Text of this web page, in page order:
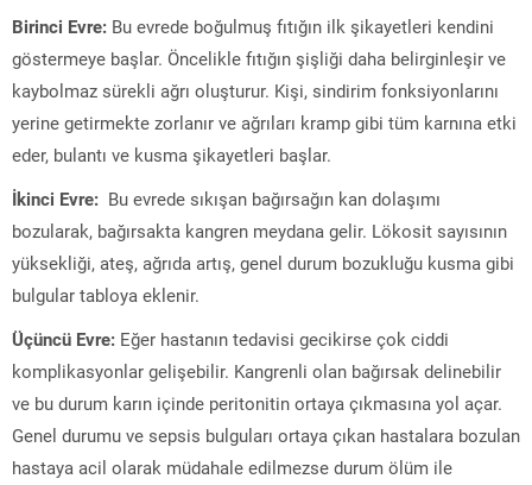
Birinci Evre: Bu evrede boğulmuş fıtığın ilk şikayetleri kendini
göstermeye başlar. Öncelikle fıtığın şişliği daha belirginleşir ve
kaybolmaz sürekli ağrı oluşturur. Kişi, sindirim fonksiyonlarını
yerine getirmekte zorlanır ve ağrıları kramp gibi tüm karnına etki
eder, bulantı ve kusma şikayetleri başlar.
İkinci Evre: Bu evrede sıkışan bağırsağın kan dolaşımı
bozularak, bağırsakta kangren meydana gelir. Lökosit sayısının
yüksekliği, ateş, ağrıda artış, genel durum bozukluğu kusma gibi
bulgular tabloya eklenir.
Üçüncü Evre: Eğer hastanın tedavisi gecikirse çok ciddi
komplikasyonlar gelişebilir. Kangrenli olan bağırsak delinebilir
ve bu durum karın içinde peritonitin ortaya çıkmasına yol açar.
Genel durumu ve sepsis bulguları ortaya çıkan hastalara bozulan
hastaya acil olarak müdahale edilmezse durum ölüm ile